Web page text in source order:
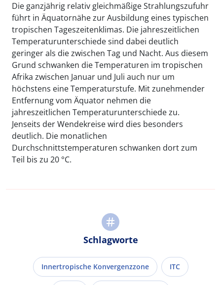
Die ganzjährig relativ gleichmäßige Strahlungszufuhr
führt in Äquatornähe zur Ausbildung eines typischen
tropischen Tageszeitenklimas. Die jahreszeitlichen
Temperaturunterschiede sind dabei deutlich
geringer als die zwischen Tag und Nacht. Aus diesem
Grund schwanken die Temperaturen im tropischen
Afrika zwischen Januar und Juli auch nur um
höchstens eine Temperaturstufe. Mit zunehmender
Entfernung vom Äquator nehmen die
jahreszeitlichen Temperaturunterschiede zu.
Jenseits der Wendekreise wird dies besonders
deutlich. Die monatlichen
Durchschnittstemperaturen schwanken dort zum
Teil bis zu 20 °C.
Schlagworte
Innertropische Konvergenzzone ITC